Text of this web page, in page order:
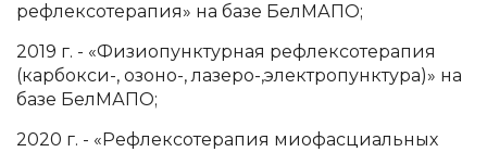
рефлексотерапия» на базе БелМАПО;
2019 г. - «Физиопунктурная рефлексотерапия
(карбокси-, озоно-, лазеро-,электропунктура)» на
базе БелМАПО;
2020 г. - «Рефлексотерапия миофасциальных